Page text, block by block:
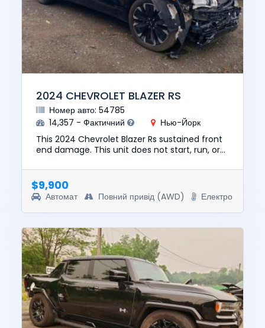
2024 CHEVROLET BLAZER RS
Номер авто: 54785
14,357 - Фактичний
Нью-Йорк
This 2024 Chevrolet Blazer Rs sustained front
end damage. This unit does not start, run, or
was $39326. Thi...
$9,900
Автомат Повний привід (AWD) Електро